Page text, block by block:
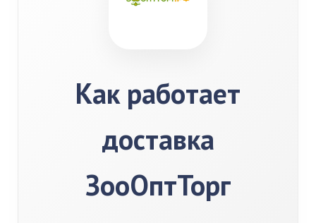
Как работает
доставка
ЗооОптТорг